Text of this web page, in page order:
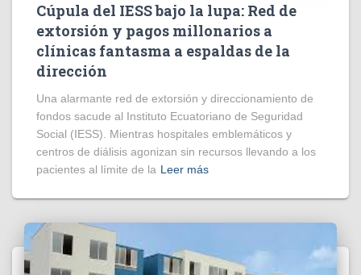
Cúpula del IESS bajo la lupa: Red de
extorsión y pagos millonarios a
clínicas fantasma a espaldas de la
dirección
​Una alarmante red de extorsión y direccionamiento de
fondos sacude al Instituto Ecuatoriano de Seguridad
Social (IESS). Mientras hospitales emblemáticos y
centros de diálisis agonizan sin recursos llevando a los
pacientes al límite de la Leer más